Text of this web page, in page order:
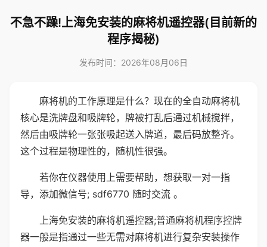
不急不躁!上海免安装的麻将机遥控器(目前新的
程序揭秘)
发布时间：2026年08月06日
麻将机的工作原理是什么？现在的全自动麻将机
核心是洗牌盘和吸牌轮，牌被打乱后通过机械搅拌，
然后由吸牌轮一张张吸起送入牌道，最后码放整齐。
这个过程是物理性的，随机性很强。
若你在仪器使用上需要帮助，想获取一对一指
导，添加微信号; sdf6770 随时交流 。
上海免安装的麻将机遥控器;普通麻将机程序控牌
器一般是指通过一些无需对麻将机进行复杂安装操作